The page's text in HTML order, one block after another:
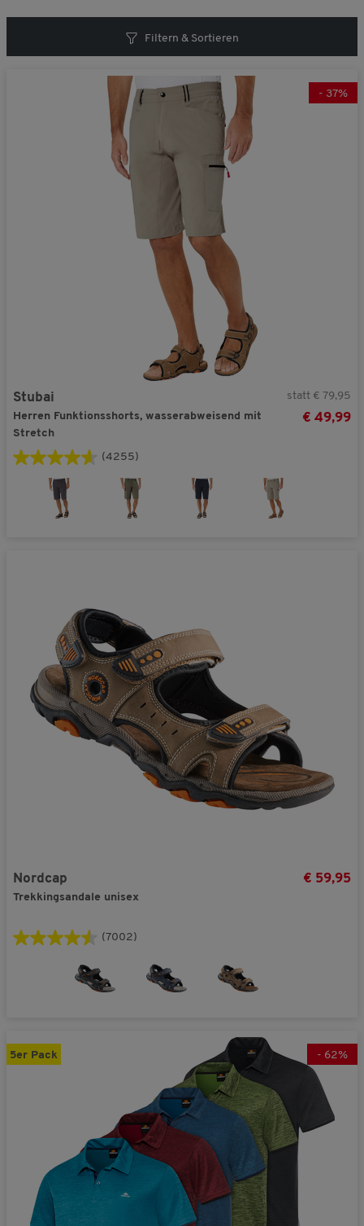
Filtern & Sortieren
- 37%
Stubai
Herren Funktionsshorts, wasserabweisend mit
Stretch
statt € 79,95
€ 49,99
(4255)
Nordcap
Trekkingsandale unisex
€ 59,95
(7002)
5er Pack - 62%
Jetzt 25% Rabatt + GRATIS Geschenk aktivieren!
Nein danke. Ich möchte meinen Gutschein-Code nicht verwenden.
Sie erhalten Ihren Rabatt und Ihr Geschnek bei einer Bestellung ab € 40,- in
unserem Online-Shop. Die Berechnung des Mindestbestellwerts erfolgt auf Basis
der regulären Vorteilshop-Preise.